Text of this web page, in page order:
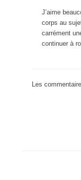
J’aime
corps au
carrément
continuer à
Les